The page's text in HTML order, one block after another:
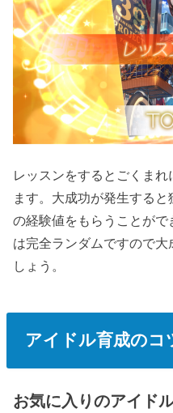
レッスンをするとごくま
ます。大成功が発生する
の経験値をもらうことが
は完全ランダムですので大
しょう。
アイドル育成のコ
お気に入りのアイド